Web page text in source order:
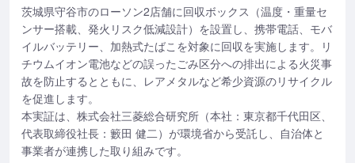
茨城県守谷市のローソン2店舗に回収ボックス（温度・重量セ
ンサー搭載、発火リスク低減設計）を設置し、携帯電話、モバ
イルバッテリー、加熱式たばこを対象に回収を実施します。リ
チウムイオン電池などの誤ったごみ区分への排出による火災事
故を防止するとともに、レアメタルなど希少資源のリサイクル
を促進します。
本実証は、株式会社三菱総合研究所（本社：東京都千代田区、
代表取締役社長：籔田 健二）が環境省から受託し、自治体と
事業者が連携した取り組みです。